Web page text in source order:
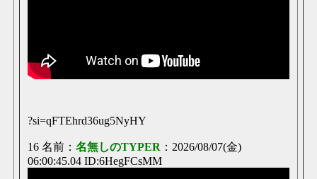
?si=qFTEhrd36ug5NyHY
16 名前： 名無しのTYPER ：2026/08/07(金)
06:00:45.04 ID:6HegFCsMM